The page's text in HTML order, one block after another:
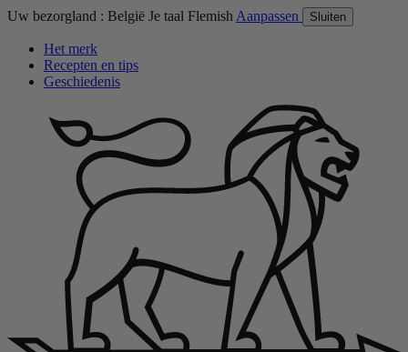
Uw bezorgland : België Je taal Flemish Aanpassen Sluiten
Het merk
Recepten en tips
Geschiedenis